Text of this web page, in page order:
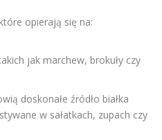
opierają się na:
jak marchew, brokuły czy
doskonałe źródło białka
w sałatkach, zupach czy